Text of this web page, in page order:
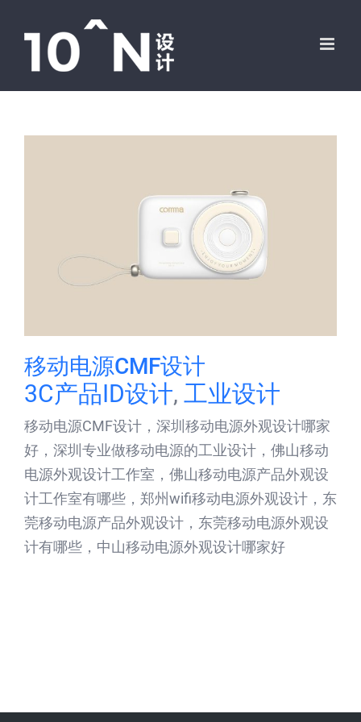
移动电源CMF设计
3C产品ID设计, 工业设计
移动电源CMF设计，深圳移动电源外观设计哪家
好，深圳专业做移动电源的工业设计，佛山移动
电源外观设计工作室，佛山移动电源产品外观设
计工作室有哪些，郑州wifi移动电源外观设计，东
莞移动电源产品外观设计，东莞移动电源外观设
计有哪些，中山移动电源外观设计哪家好